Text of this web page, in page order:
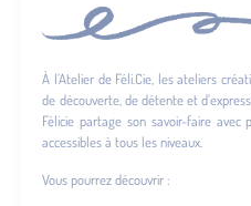
À l’Atelier de Féli.Cie, les ateliers
de découverte, de détente et
Félicie partage son savoir-faire avec
accessibles à tous les niveaux.
Vous pourrez découvrir :